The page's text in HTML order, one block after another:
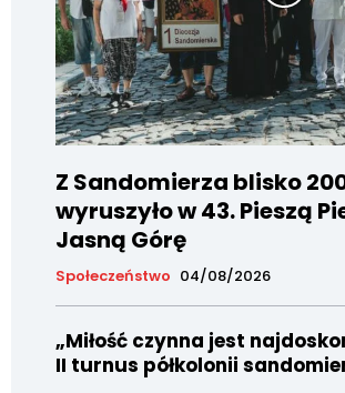
Z Sandomierza blisko
wyruszyło w 43. Pieszą
Jasną Górę
Społeczeństwo 04/08/2026
„Miłość czynna jest
II turnus półkolonii